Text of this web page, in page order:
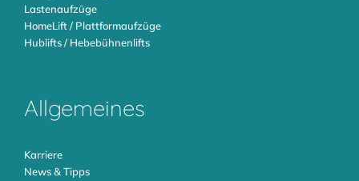
Lastenaufzüge
HomeLift / Plattformaufzüge
Hublifts / Hebebühnenlifts
Allgemeines
Karriere
News & Tipps